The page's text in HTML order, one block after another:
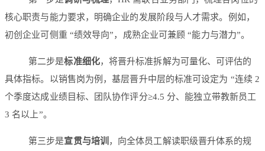
核心职责与能力要求，明确企业的发展阶段与人才需求。例如，
初创企业可侧重 “绩效导向”，成熟企业可兼顾 “能力与潜力”。
第二步是标准细化，将晋升标准拆解为可量化、可评估的
具体指标。以销售岗为例，基层晋升中层的标准可设定为 “连续 2
个季度达成业绩目标、团队协作评分≥4.5 分、能独立带教新员工
3 名以上”。
第三步是宣贯与培训 ，向全体员工解读职级晋升体系的规